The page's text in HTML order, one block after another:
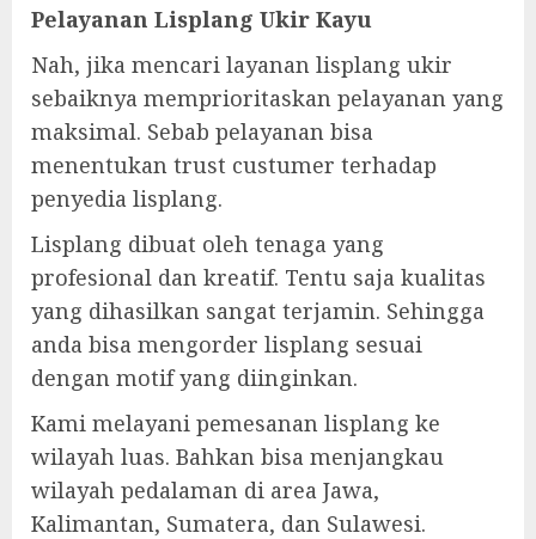
Pelayanan Lisplang Ukir Kayu
Nah, jika mencari layanan lisplang ukir
sebaiknya memprioritaskan pelayanan yang
maksimal. Sebab pelayanan bisa
menentukan trust custumer terhadap
penyedia lisplang.
Lisplang dibuat oleh tenaga yang
profesional dan kreatif. Tentu saja kualitas
yang dihasilkan sangat terjamin. Sehingga
anda bisa mengorder lisplang sesuai
dengan motif yang diinginkan.
Kami melayani pemesanan lisplang ke
wilayah luas. Bahkan bisa menjangkau
wilayah pedalaman di area Jawa,
Kalimantan, Sumatera, dan Sulawesi.